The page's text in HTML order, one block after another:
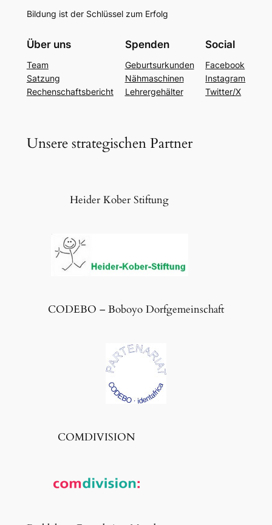
Bildung ist der Schlüssel zum Erfolg
Über uns
Team
Satzung
Rechenschaftsbericht
Spenden
Geburtsurkunden
Nähmaschinen
Lehrergehälter
Social
Facebook
Instagram
Twitter/X
Unsere strategischen Partner
Heider Kober Stiftung
CODEBO – Boboyo Dorfgemeinschaft
COMDIVISION